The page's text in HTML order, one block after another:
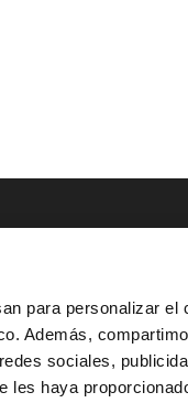
para personalizar
Además,
sociales,
les haya
900 800 806